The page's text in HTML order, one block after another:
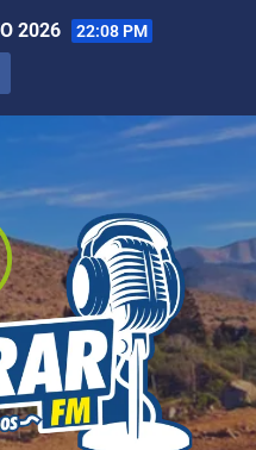
2026 22:08 PM